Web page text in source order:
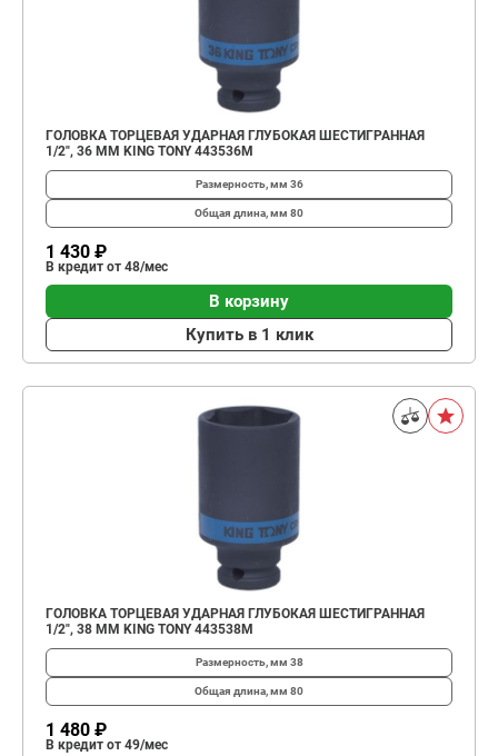
ГОЛОВКА ТОРЦЕВАЯ УДАРНАЯ ГЛУБОКАЯ ШЕСТИГРАННАЯ
1/2", 36 ММ KING TONY 443536M
Размерность, мм 36
Общая длина, мм 80
1 430 ₽
В кредит от 48/мес
В корзину
Купить в 1 клик
ГОЛОВКА ТОРЦЕВАЯ УДАРНАЯ ГЛУБОКАЯ ШЕСТИГРАННАЯ
1/2", 38 ММ KING TONY 443538M
Размерность, мм 38
Общая длина, мм 80
1 480 ₽
В кредит от 49/мес